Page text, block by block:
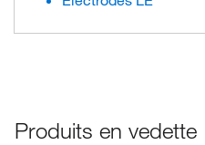
Produits en vedette